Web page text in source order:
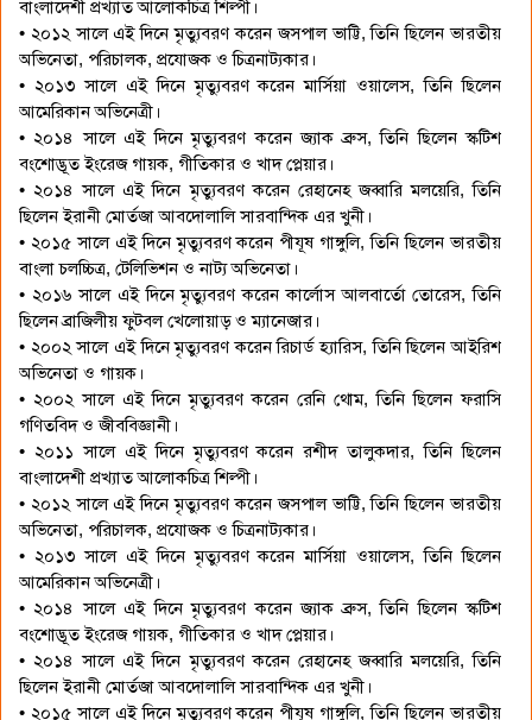
বাংলাদেশী প্রখ্যাত আলোকচিত্র শিল্পী।
• ২০১২ সালে এই দিনে মৃত্যুবরণ করেন জসপাল ভাট্টি, তিনি ছিলেন ভারতীয়
অভিনেতা, পরিচালক, প্রযোজক ও চিত্রনাট্যকার।
• ২০১৩ সালে এই দিনে মৃত্যুবরণ করেন মার্সিয়া ওয়ালেস, তিনি ছিলেন
আমেরিকান অভিনেত্রী।
• ২০১৪ সালে এই দিনে মৃত্যুবরণ করেন জ্যাক ব্রুস, তিনি ছিলেন স্কটিশ
বংশোদ্ভূত ইংরেজ গায়ক, গীতিকার ও খাদ প্লেয়ার।
• ২০১৪ সালে এই দিনে মৃত্যুবরণ করেন রেহানেহ জব্বারি মলয়েরি, তিনি
ছিলেন ইরানী মোর্তজা আবদোলালি সারবান্দিক এর খুনী।
• ২০১৫ সালে এই দিনে মৃত্যুবরণ করেন পীযূষ গাঙ্গুলি, তিনি ছিলেন ভারতীয়
বাংলা চলচ্চিত্র, টেলিভিশন ও নাট্য অভিনেতা।
• ২০১৬ সালে এই দিনে মৃত্যুবরণ করেন কার্লোস আলবার্তো তোরেস, তিনি
ছিলেন ব্রাজিলীয় ফুটবল খেলোয়াড় ও ম্যানেজার।
• ২০০২ সালে এই দিনে মৃত্যুবরণ করেন রিচার্ড হ্যারিস, তিনি ছিলেন আইরিশ
অভিনেতা ও গায়ক।
• ২০০২ সালে এই দিনে মৃত্যুবরণ করেন রেনি থোম, তিনি ছিলেন ফরাসি
গণিতবিদ ও জীববিজ্ঞানী।
• ২০১১ সালে এই দিনে মৃত্যুবরণ করেন রশীদ তালুকদার, তিনি ছিলেন
বাংলাদেশী প্রখ্যাত আলোকচিত্র শিল্পী।
• ২০১২ সালে এই দিনে মৃত্যুবরণ করেন জসপাল ভাট্টি, তিনি ছিলেন ভারতীয়
অভিনেতা, পরিচালক, প্রযোজক ও চিত্রনাট্যকার।
• ২০১৩ সালে এই দিনে মৃত্যুবরণ করেন মার্সিয়া ওয়ালেস, তিনি ছিলেন
আমেরিকান অভিনেত্রী।
• ২০১৪ সালে এই দিনে মৃত্যুবরণ করেন জ্যাক ব্রুস, তিনি ছিলেন স্কটিশ
বংশোদ্ভূত ইংরেজ গায়ক, গীতিকার ও খাদ প্লেয়ার।
• ২০১৪ সালে এই দিনে মৃত্যুবরণ করেন রেহানেহ জব্বারি মলয়েরি, তিনি
ছিলেন ইরানী মোর্তজা আবদোলালি সারবান্দিক এর খুনী।
• ২০১৫ সালে এই দিনে মৃত্যুবরণ করেন পীযূষ গাঙ্গুলি, তিনি ছিলেন ভারতীয়